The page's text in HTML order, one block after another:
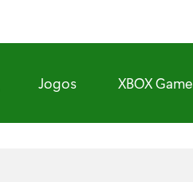
Jogos XBOX